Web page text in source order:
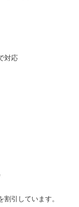
対応
引しています。